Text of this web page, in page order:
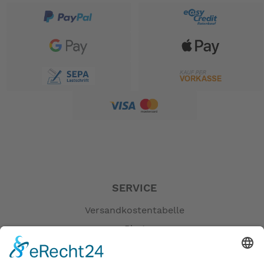
Atlas V-Gepäckträger mit 27 kg Zuladung,
und Ortlieb Quick-Lock 2.1- und 2.2-Systemen
UL 2849-zertifiziert und nach den strengen
Sicherheitsstandards der EN 15194-Norm
getestet
30" - 97" (2.36 - 7.72 m)
RAHMENGRÖSSEN:
One size
FALTMASS:
SERVICE
Versandkostentabelle
Blog
Erklärung zur Barrierefreiheit